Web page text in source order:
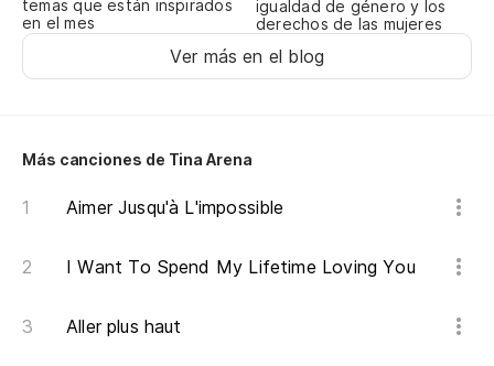
temas que están inspirados
en el mes
igualdad de género y los
derechos de las mujeres
Ver más en el blog
Más canciones de Tina Arena
Aimer Jusqu'à L'impossible
I Want To Spend My Lifetime Loving You
Aller plus haut